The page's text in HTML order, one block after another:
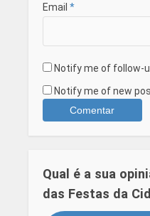
Email *
Notify me of follow-
Notify me of new
Qual é a sua
das Festas da